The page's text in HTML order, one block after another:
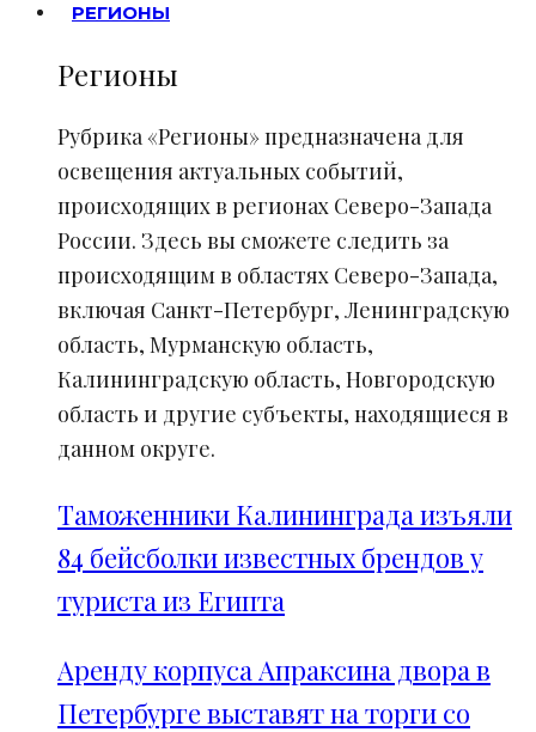
РЕГИОНЫ
Регионы
Рубрика «Регионы» предназначена для
освещения актуальных событий,
происходящих в регионах Северо-Запада
России. Здесь вы сможете следить за
происходящим в областях Северо-Запада,
включая Санкт-Петербург, Ленинградскую
область, Мурманскую область,
Калининградскую область, Новгородскую
область и другие субъекты, находящиеся в
данном округе.
Таможенники Калининграда изъяли
84 бейсболки известных брендов у
туриста из Египта
Аренду корпуса Апраксина двора в
Петербурге выставят на торги со